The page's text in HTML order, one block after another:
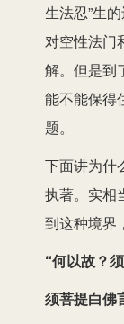
生法忍”生
对空性法门
解。但是到
能不能保得
题。
下面讲为什
执著。实相
到这种境界
“何以故？
须菩提白佛